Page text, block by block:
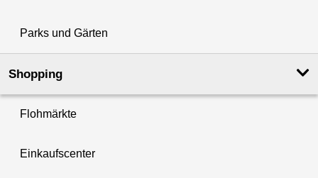
Parks und Gärten
Shopping
Flohmärkte
Einkaufscenter